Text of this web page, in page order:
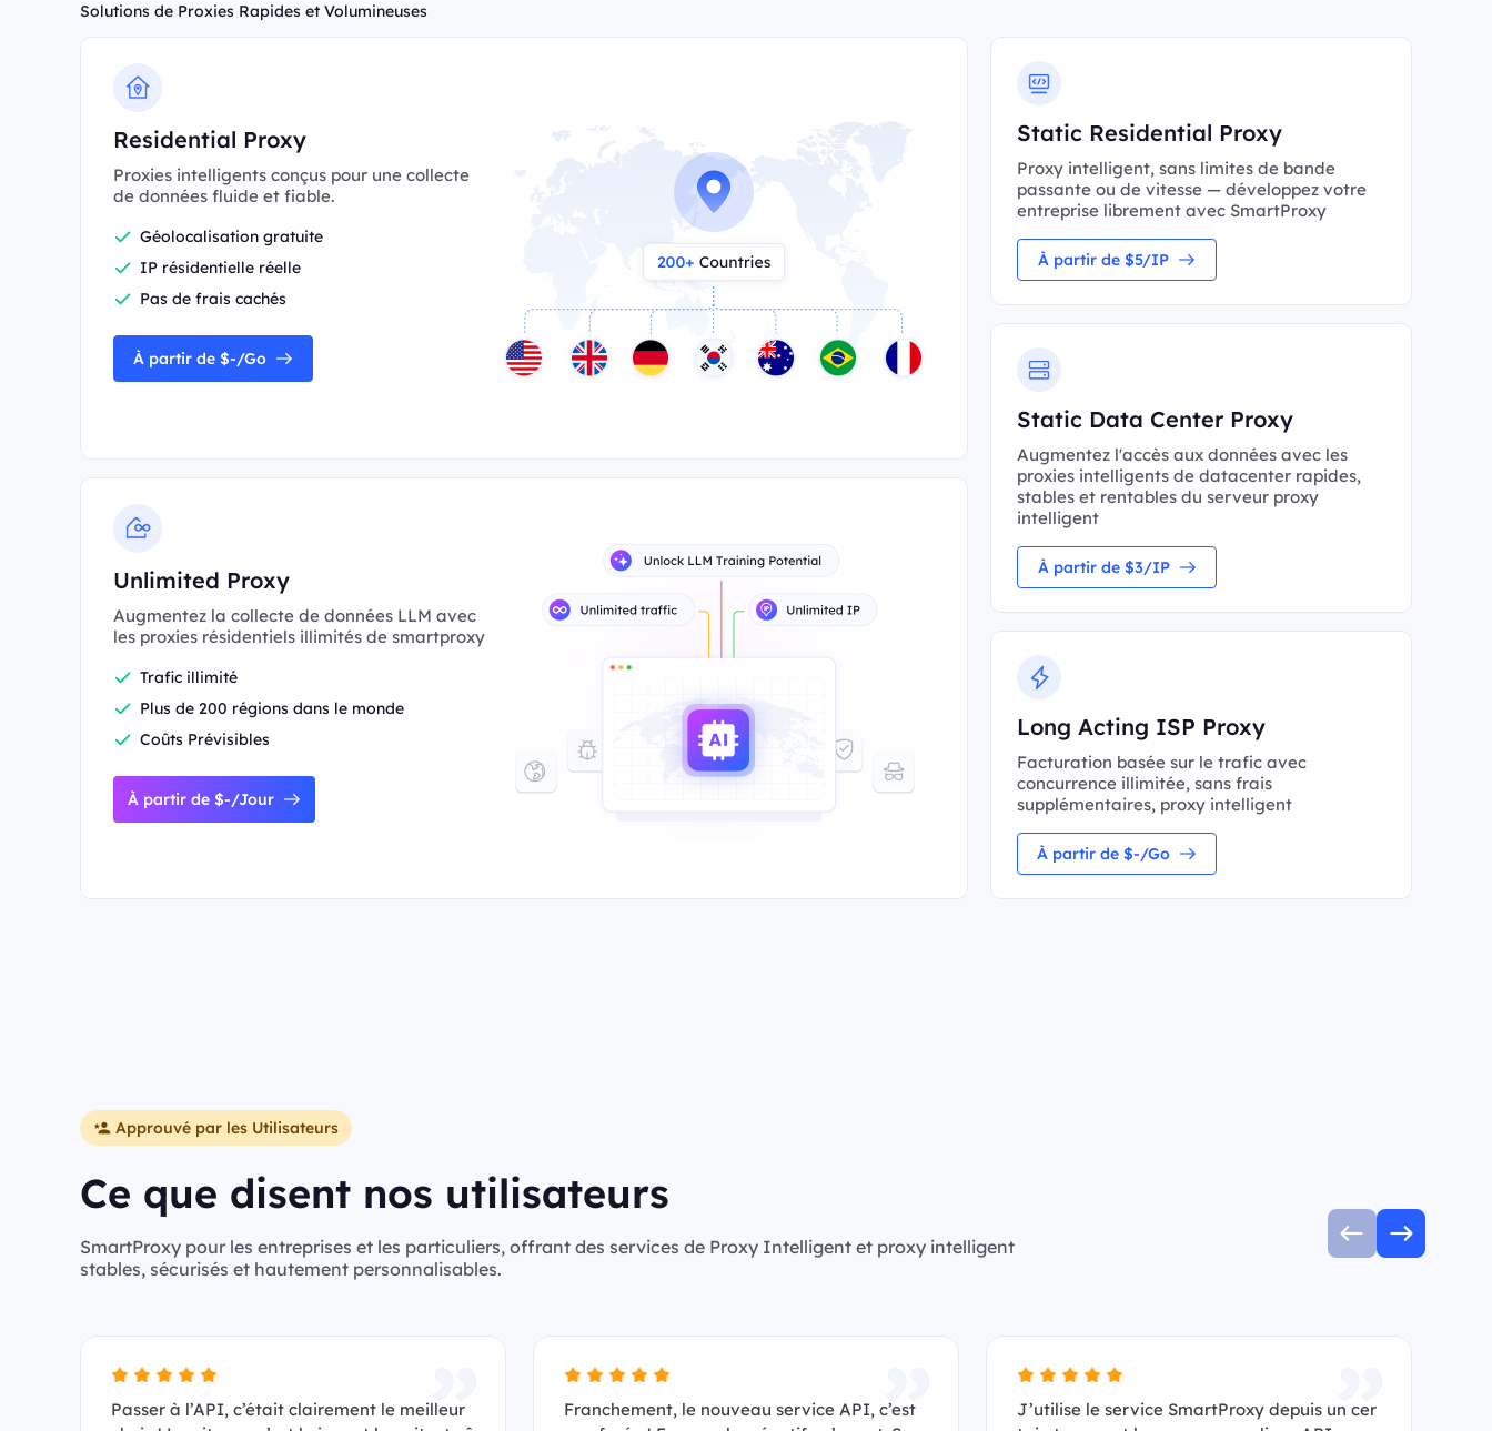
Solutions de Proxies Rapides et Volumineuses
Residential Proxy
Proxies intelligents conçus pour une collecte
de données fluide et fiable.
Géolocalisation gratuite
IP résidentielle réelle
Pas de frais cachés
À partir de $-/Go
Unlimited Proxy
Augmentez la collecte de données LLM avec
les proxies résidentiels illimités de smartproxy
Trafic illimité
Plus de 200 régions dans le monde
Coûts Prévisibles
À partir de $-/Jour
Static Residential Proxy
Proxy intelligent, sans limites de bande
passante ou de vitesse — développez votre
entreprise librement avec SmartProxy
À partir de $5/IP
Static Data Center Proxy
Augmentez l'accès aux données avec les
proxies intelligents de datacenter rapides,
stables et rentables du serveur proxy
intelligent
À partir de $3/IP
Long Acting ISP Proxy
Facturation basée sur le trafic avec
concurrence illimitée, sans frais
supplémentaires, proxy intelligent
À partir de $-/Go
Approuvé par les Utilisateurs
Ce que disent nos utilisateurs
SmartProxy pour les entreprises et les particuliers, offrant des services de Proxy Intelligent et proxy intelligent
stables, sécurisés et hautement personnalisables.
Passer à l’API, c’était clairement le meilleur
Franchement, le nouveau service API, c’est
J’utilise le service SmartProxy depuis un cer